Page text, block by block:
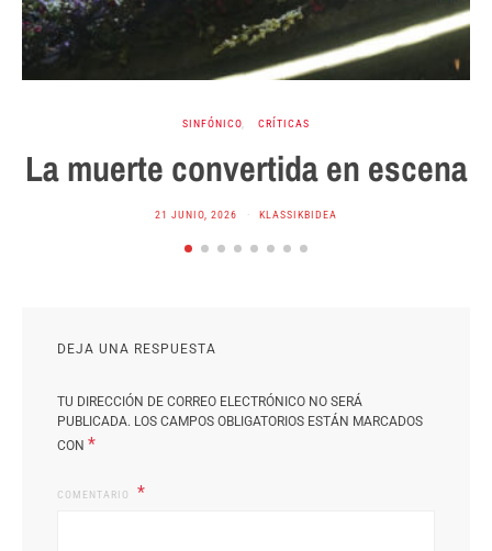
SINFÓNICO CRÍTICAS
La muerte convertida en escena
21 JUNIO, 2026 KLASSIKBIDEA
DEJA UNA RESPUESTA
TU DIRECCIÓN DE CORREO ELECTRÓNICO NO SERÁ
PUBLICADA. LOS CAMPOS OBLIGATORIOS ESTÁN MARCADOS
CON *
COMENTARIO